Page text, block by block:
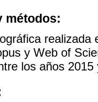
métodos:
y Web of
los años 2015